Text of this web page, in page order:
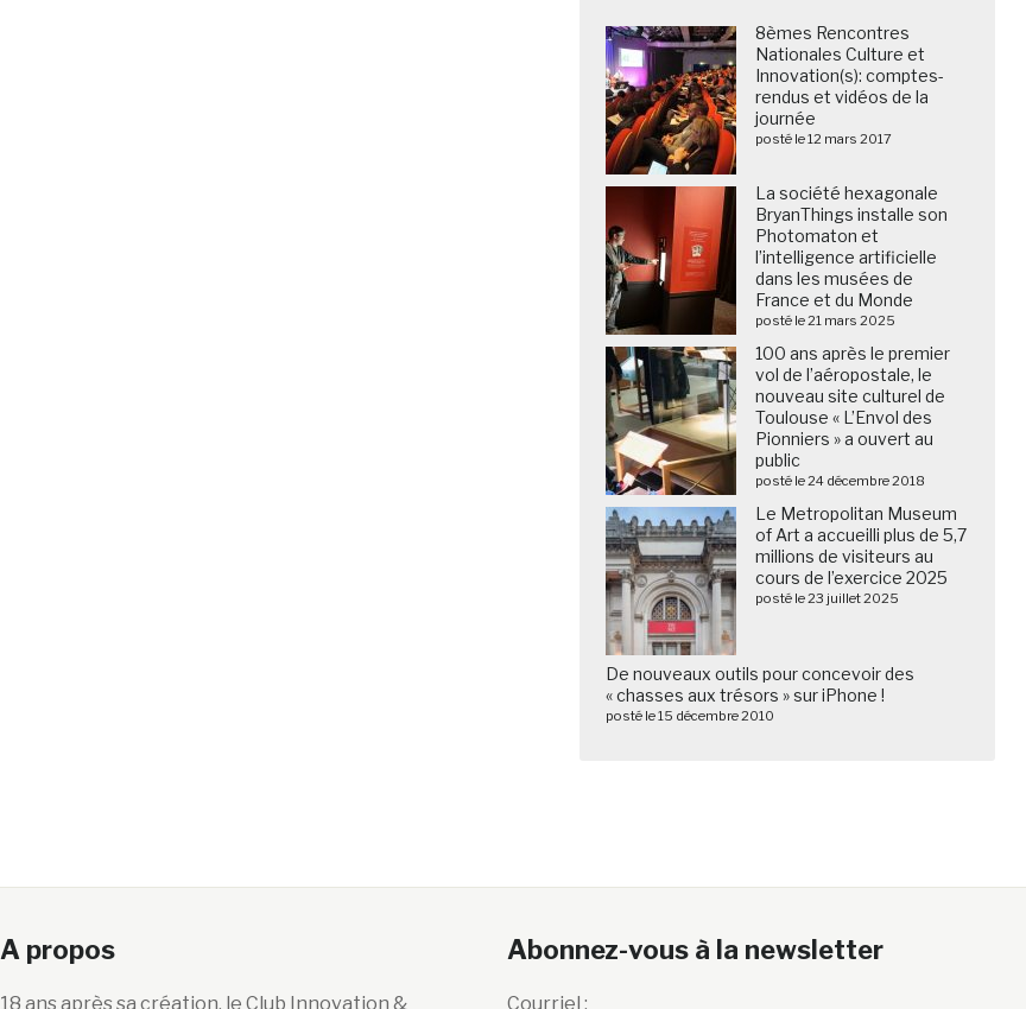
8èmes Rencontres
Nationales Culture et
Innovation(s): comptes-
rendus et vidéos de la
journée
posté le 12 mars 2017
La société hexagonale
BryanThings installe son
Photomaton et
l’intelligence artificielle
dans les musées de
France et du Monde
posté le 21 mars 2025
100 ans après le premier
vol de l’aéropostale, le
nouveau site culturel de
Toulouse « L’Envol des
Pionniers » a ouvert au
public
posté le 24 décembre 2018
Le Metropolitan Museum
of Art a accueilli plus de 5,7
millions de visiteurs au
cours de l’exercice 2025
posté le 23 juillet 2025
De nouveaux outils pour concevoir des
« chasses aux trésors » sur iPhone !
posté le 15 décembre 2010
A propos
18 ans après sa création, le Club Innovation &
Abonnez-vous à la newsletter
Courriel :